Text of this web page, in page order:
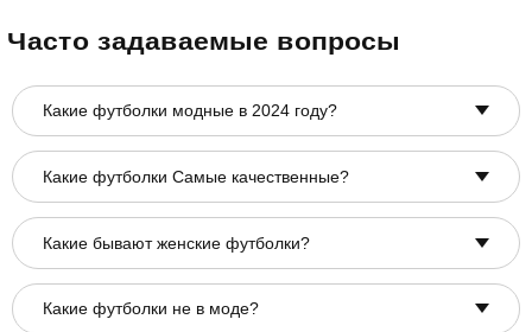
Часто задаваемые вопросы
Какие футболки модные в 2024 году?
Какие футболки Самые качественные?
Какие бывают женские футболки?
Какие футболки не в моде?